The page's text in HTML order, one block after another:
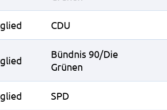
CDU
Bündnis 90/Die
Grünen
SPD